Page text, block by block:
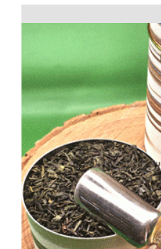
plusieurs
variations.
Les
options
peuvent
être
choisies
sur
la
page
du
produit